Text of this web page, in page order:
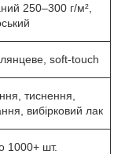
250–300 г/м²,
soft-touch
тиснення,
вибірковий лак
1000+ шт.